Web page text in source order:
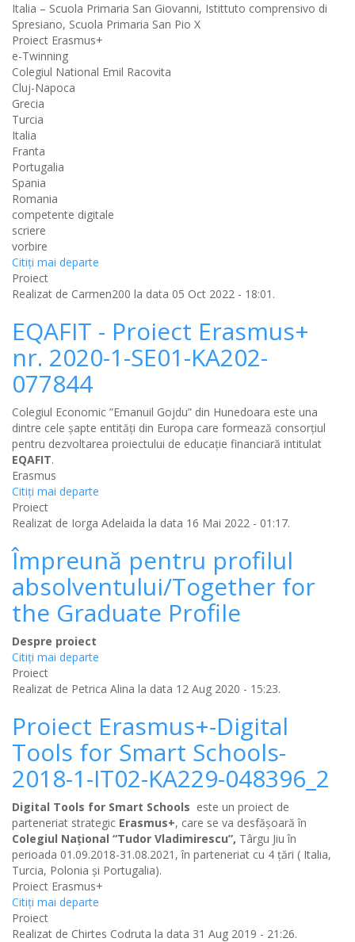
Italia – Scuola Primaria San Giovanni, Istittuto comprensivo di
Spresiano, Scuola Primaria San Pio X
Proiect Erasmus+
e-Twinning
Colegiul National Emil Racovita
Cluj-Napoca
Grecia
Turcia
Italia
Franta
Portugalia
Spania
Romania
competente digitale
scriere
vorbire
Citiţi mai departe
Proiect
Realizat de Carmen200 la data 05 Oct 2022 - 18:01.
​​​​​​​EQAFIT - Proiect Erasmus+
nr. 2020-1-SE01-KA202-
077844
Colegiul Economic ”Emanuil Gojdu” din Hunedoara este una
dintre cele șapte entități din Europa care formează consorțiul
pentru dezvoltarea proiectului de educație financiară intitulat
EQAFIT.
Erasmus
Citiţi mai departe
Proiect
Realizat de Iorga Adelaida la data 16 Mai 2022 - 01:17.
Împreună pentru profilul
absolventului/Together for
the Graduate Profile
Despre proiect
Citiţi mai departe
Proiect
Realizat de Petrica Alina la data 12 Aug 2020 - 15:23.
Proiect Erasmus+-Digital
Tools for Smart Schools-
2018-1-IT02-KA229-048396_2
Digital Tools for Smart Schools este un proiect de
parteneriat strategic Erasmus+, care se va desfăşoară în
Colegiul Național “Tudor Vladimirescu”, Târgu Jiu în
perioada 01.09.2018-31.08.2021, în parteneriat cu 4 ţări ( Italia,
Turcia, Polonia şi Portugalia).
Proiect Erasmus+
Citiţi mai departe
Proiect
Realizat de Chirtes Codruta la data 31 Aug 2019 - 21:26.